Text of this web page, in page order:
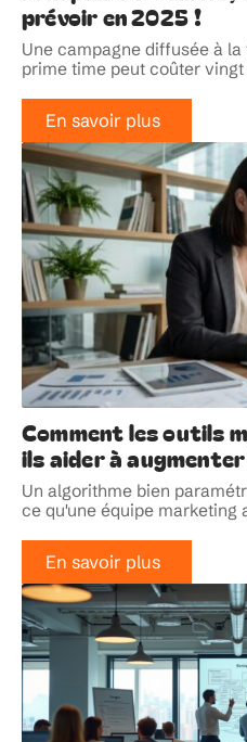
prévoir en 2025 !
Une campagne diffusée à
prime time peut coûter
En savoir plus
Comment les outils
ils aider à
Un algorithme bien
ce qu'une équipe marketing
En savoir plus